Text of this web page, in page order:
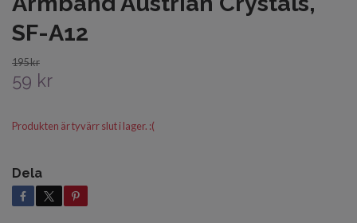
SF-A12
195 kr
59 kr
Produkten är tyvärr slut i lager. :(
Dela